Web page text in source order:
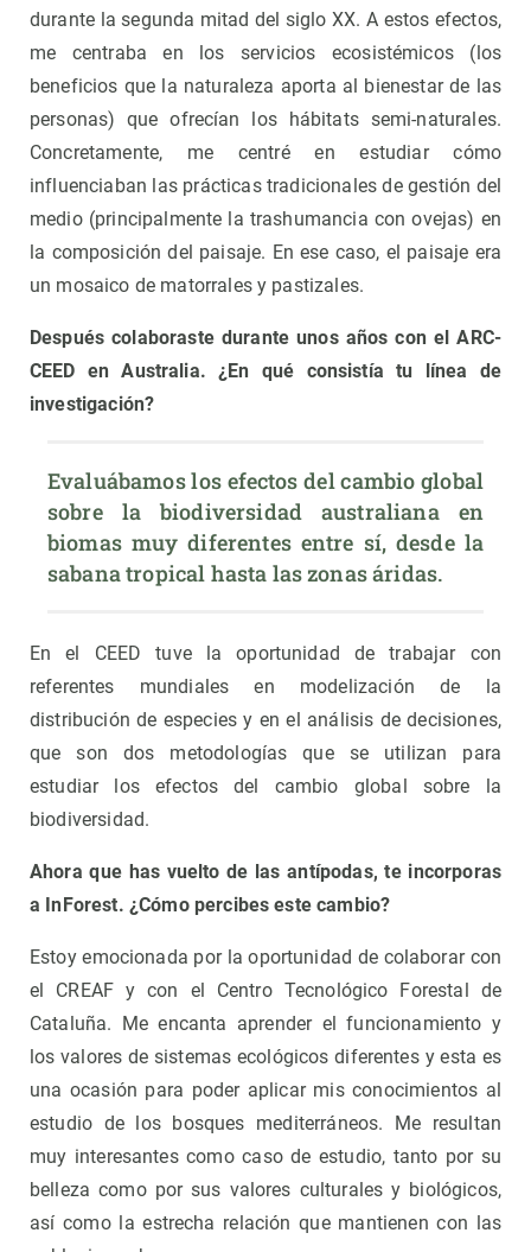
durante la segunda mitad del siglo XX. A estos efectos,
me centraba en los servicios ecosistémicos (los
beneficios que la naturaleza aporta al bienestar de las
personas) que ofrecían los hábitats semi-naturales.
Concretamente, me centré en estudiar cómo
influenciaban las prácticas tradicionales de gestión del
medio (principalmente la trashumancia con ovejas) en
la composición del paisaje. En ese caso, el paisaje era
un mosaico de matorrales y pastizales.
Después colaboraste durante unos años con el ARC-
CEED en Australia. ¿En qué consistía tu línea de
investigación?
Evaluábamos los efectos del cambio global
sobre la biodiversidad australiana en
biomas muy diferentes entre sí, desde la
sabana tropical hasta las zonas áridas.
En el CEED tuve la oportunidad de trabajar con
referentes mundiales en modelización de la
distribución de especies y en el análisis de decisiones,
que son dos metodologías que se utilizan para
estudiar los efectos del cambio global sobre la
biodiversidad.
Ahora que has vuelto de las antípodas, te incorporas
a InForest. ¿Cómo percibes este cambio?
Estoy emocionada por la oportunidad de colaborar con
el CREAF y con el Centro Tecnológico Forestal de
Cataluña. Me encanta aprender el funcionamiento y
los valores de sistemas ecológicos diferentes y esta es
una ocasión para poder aplicar mis conocimientos al
estudio de los bosques mediterráneos. Me resultan
muy interesantes como caso de estudio, tanto por su
belleza como por sus valores culturales y biológicos,
así como la estrecha relación que mantienen con las